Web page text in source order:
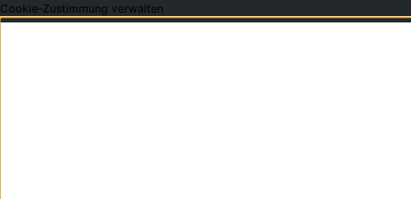
Cookie-Zustimmung verwalten